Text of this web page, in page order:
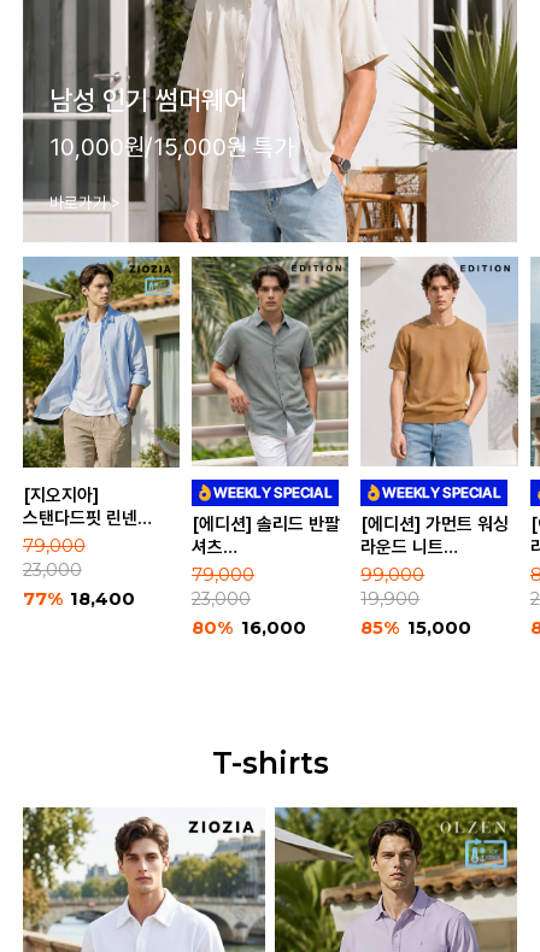
남성 인기 썸머웨어
10,000원/15,000원 특가
바로가기 >
[지오지아]
스탠다드핏 린넨
솔리드 긴팔 셔츠
(ABE2WC1103_A)
79,000
23,000
77% 18,400
[에디션] 솔리드 반팔
셔츠
(NEE2WC1953)
79,000
23,000
80% 16,000
[에디션] 가먼트 워싱
라운드 니트
(NED2ER1907)
99,000
19,900
85% 15,000
T-shirts